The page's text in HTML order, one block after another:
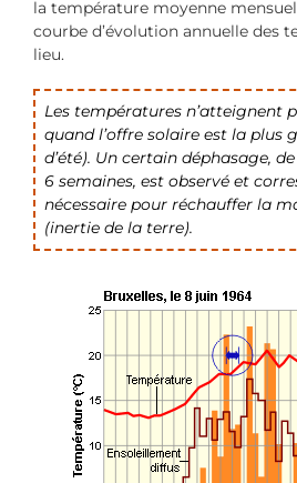
la température moyenne
courbe d’évolution annuelle des
lieu.
Les températures n’atteignent
quand l’offre solaire est la plus
d’été). Un certain déphasage,
6 semaines, est observé et
nécessaire pour réchauffer la
(inertie de la terre).